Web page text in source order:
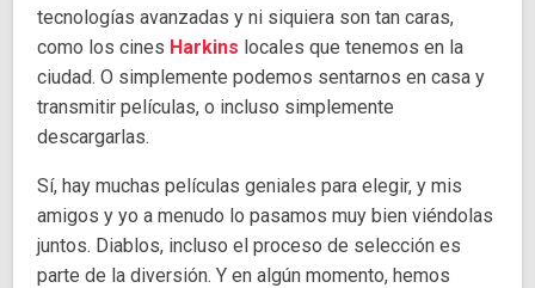
tecnologías avanzadas y ni siquiera son tan caras,
como los cines Harkins locales que tenemos en la
ciudad. O simplemente podemos sentarnos en casa y
transmitir películas, o incluso simplemente
descargarlas.
Sí, hay muchas películas geniales para elegir, y mis
amigos y yo a menudo lo pasamos muy bien viéndolas
juntos. Diablos, incluso el proceso de selección es
parte de la diversión. Y en algún momento, hemos